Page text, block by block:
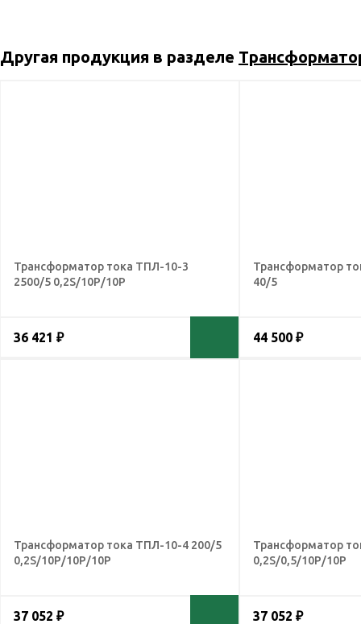
Другая продукция в разделе
Трансформатор тока ТПЛ-10-3
2500/5 0,2S/10Р/10Р
36 421 ₽
Трансформатор
40/5
44 500 ₽
Трансформатор тока ТПЛ-10-4 200/5
0,2S/10Р/10Р/10Р
37 052 ₽
Трансформатор
0,2S/0,5/10Р/10Р
37 052 ₽